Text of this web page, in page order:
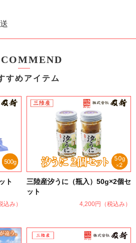
すめアイテム
ト
込み）
三陸産汐うに（瓶入）50g×2個セ
ット
4,200円 （税込み）